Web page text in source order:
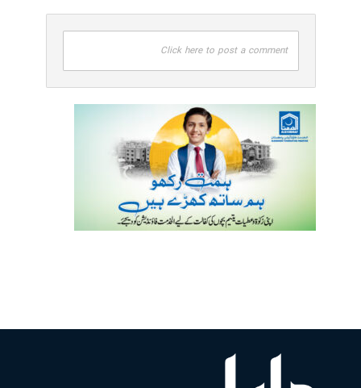
Click here to post a comment